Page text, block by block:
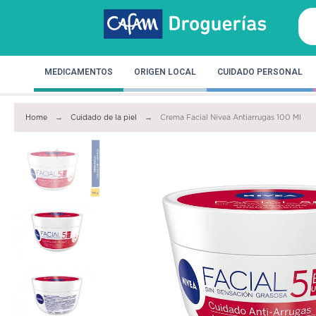
MEDICAMENTOS ORIGEN LOCAL CUIDADO PERSONAL
Home Cuidado de la piel Crema Facial Nivea Antiarrugas 100 Ml